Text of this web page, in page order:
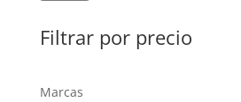
Filtrar por precio
Marcas